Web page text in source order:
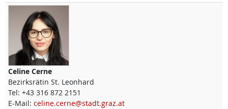
Celine Cerne
Bezirksrätin St. Leonhard
Tel: +43 316 872 2151
E-Mail: celine.cerne@stadt.graz.at